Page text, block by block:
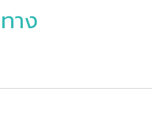
าง